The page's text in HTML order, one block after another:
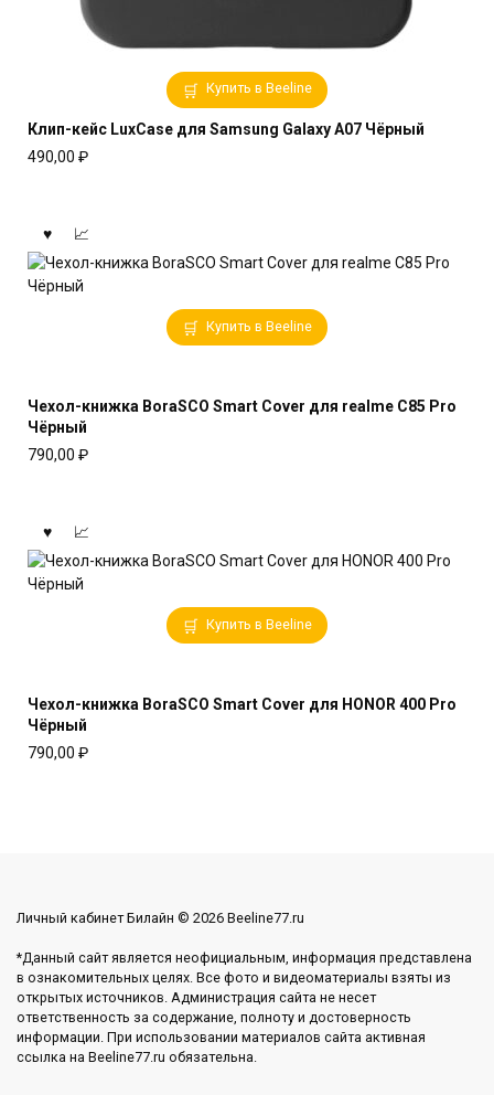
Купить в Beeline
Клип-кейс LuxCase для Samsung Galaxy A07 Чёрный
490,00 ₽
Купить в Beeline
Чехол-книжка BoraSCO Smart Cover для realme C85 Pro
Чёрный
790,00 ₽
Купить в Beeline
Чехол-книжка BoraSCO Smart Cover для HONOR 400 Pro
Чёрный
790,00 ₽
Личный кабинет Билайн © 2026 Beeline77.ru
*Данный сайт является неофициальным, информация представлена
в ознакомительных целях. Все фото и видеоматериалы взяты из
открытых источников. Администрация сайта не несет
ответственность за содержание, полноту и достоверность
информации. При использовании материалов сайта активная
ссылка на Beeline77.ru обязательна.